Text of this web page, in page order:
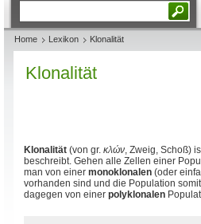
Home Lexikon Klonalität
Klonalität
Klonalität (von gr. κλών, Zweig, Schoß)
beschreibt. Gehen alle Zellen einer
man von einer monoklonalen (oder
vorhanden sind und die Population
dagegen von einer polyklonalen